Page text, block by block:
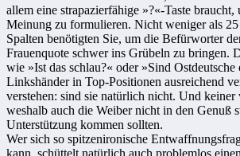
allem eine strapazierfähige »?«-Taste
Meinung zu formulieren. Nicht weniger als 25
Spalten benötigten Sie, um die Befürworter
Frauenquote schwer ins Grübeln zu bringen.
wie »Ist das schlau?« oder »Sind Ostdeutsche
Linkshänder in Top-Positionen ausreichend
verstehen: sind sie natürlich nicht. Und
weshalb auch die Weiber nicht in den Genuß
Unterstützung kommen sollten.
Wer sich so spitzenironische
kann, schüttelt natürlich auch problemlos